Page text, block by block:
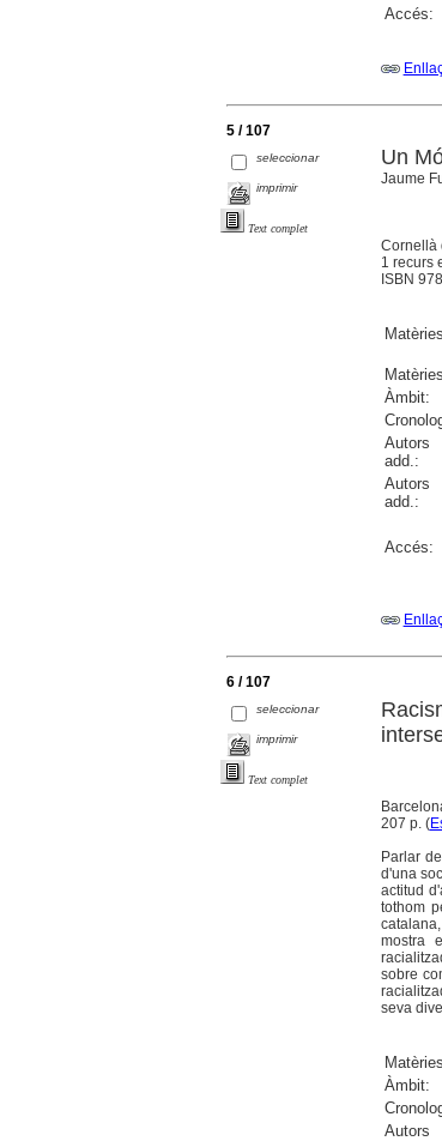
Accés:
5 / 107
seleccionar
imprimir
Text complet
Un
Jaume
Cornellà
1 recurs
ISBN
Àmbit:
Autors
add.:
Autors
add.:
Accés:
6 / 107
seleccionar
imprimir
Text complet
207 p. (
Parlar
d'una
actitud
tothom
mostra
sobre
seva
Àmbit:
Autors